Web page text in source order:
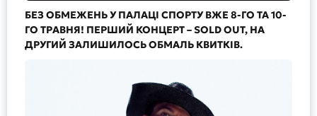
БЕЗ ОБМЕЖЕНЬ У ПАЛАЦІ СПОРТУ ВЖЕ 8-ГО ТА 10-
ГО ТРАВНЯ! ПЕРШИЙ КОНЦЕРТ – SOLD OUT, НА
ДРУГИЙ ЗАЛИШИЛОСЬ ОБМАЛЬ КВИТКІВ.